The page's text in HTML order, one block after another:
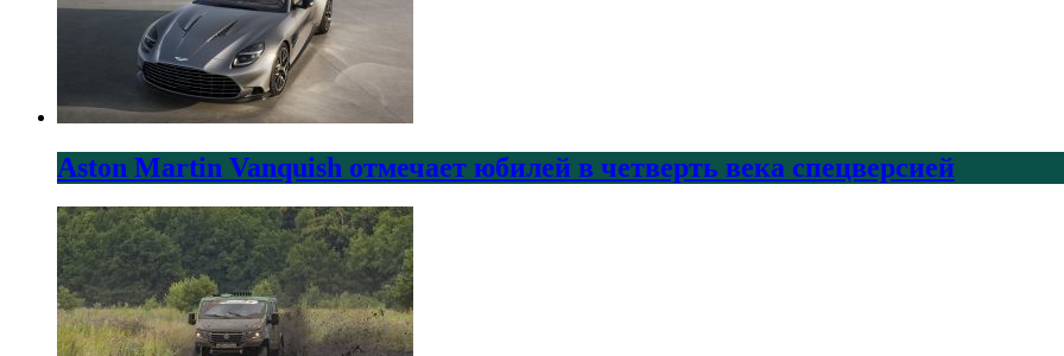
Aston Martin Vanquish отмечает юбилей в четверть века спецверсией